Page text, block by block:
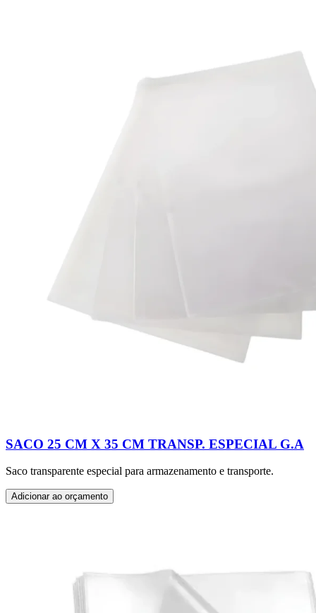
SACO 25 CM X 35 CM TRANSP. ESPECIAL G.A
Saco transparente especial para armazenamento e transporte.
Adicionar ao orçamento